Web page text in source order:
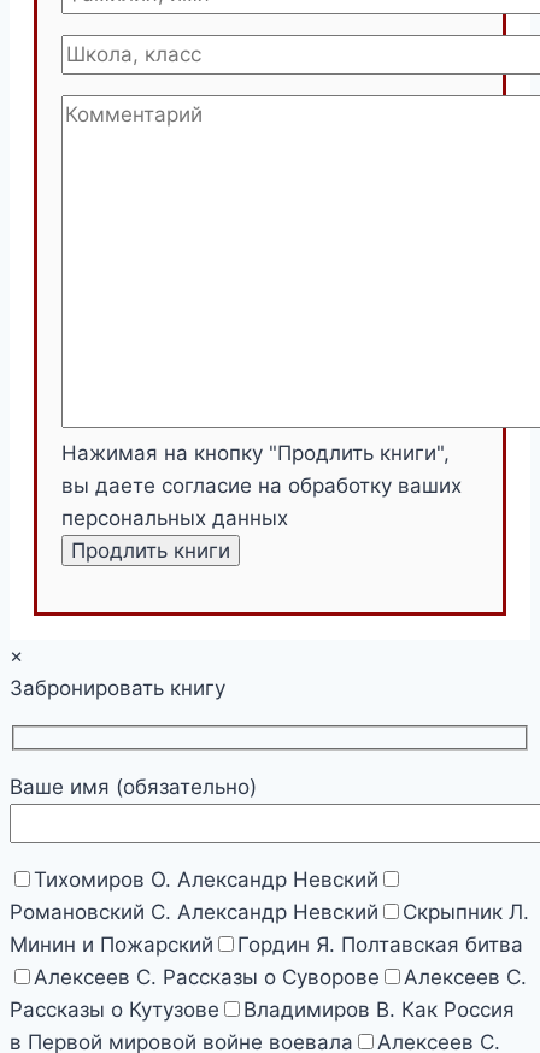
Нажимая на кнопку "Продлить книги",
вы даете согласие на обработку ваших
персональных данных
×
Забронировать книгу
Ваше имя (обязательно)
Тихомиров О. Александр Невский
Романовский С. Александр Невский
Скрыпник Л.
Минин и Пожарский
Гордин Я. Полтавская битва
Алексеев С. Рассказы о Суворове
Алексеев С.
Рассказы о Кутузове
Владимиров В. Как Россия
в Первой мировой войне воевала
Алексеев С.